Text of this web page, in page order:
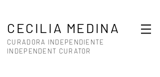
CECILIA MEDINA
CURADORA INDEPENDIENTE
INDEPENDENT CURATOR